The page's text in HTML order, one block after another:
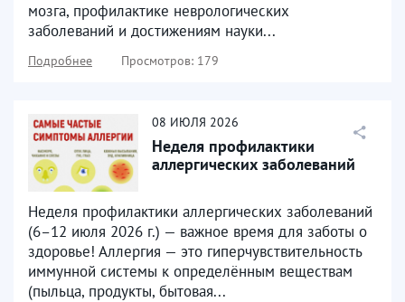
мозга, профилактике неврологических
заболеваний и достижениям науки...
Подробнее Просмотров: 179
08 ИЮЛЯ 2026
Неделя профилактики
аллергических заболеваний
Неделя профилактики аллергических заболеваний
(6–12 июля 2026 г.) — важное время для заботы о
здоровье! Аллергия — это гиперчувствительность
иммунной системы к определённым веществам
(пыльца, продукты, бытовая...